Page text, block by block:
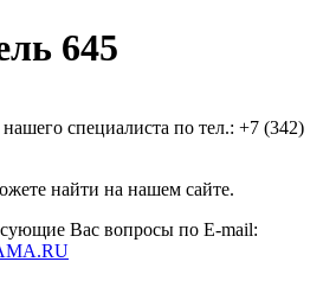
645
специалиста по тел.: +7 (342)
найти на нашем сайте.
Вас вопросы по E-mail: